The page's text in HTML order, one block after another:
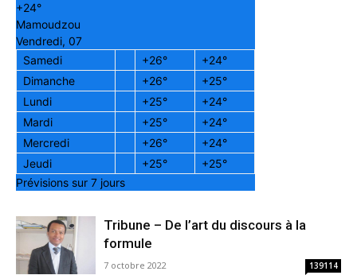
+24°
Mamoudzou
Vendredi, 07
Samedi
+26° +24°
Dimanche
+26° +25°
Lundi
+25° +24°
Mardi
+25° +24°
Mercredi
+26° +24°
Jeudi
+25° +25°
Prévisions sur 7 jours
Tribune – De l’art du discours à la
formule
7 octobre 2022 139114